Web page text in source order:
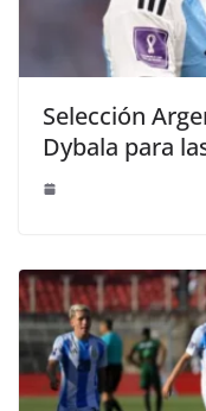
Selección
Dybala para